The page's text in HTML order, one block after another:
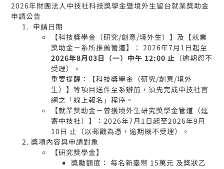
2026年財團法人中技社科技獎學金暨境外生留台就業獎助金
申請公告
申請日期
【科技獎學金（研究/創意/境外生）】及【就業
獎助金－系所推薦管道】： 2026年7月1日起至
2026年8月03日（一）中午 12:00 止 （逾期恕不
受理）。
重要提醒：【科技獎學金（研究/創意/境外
生）】等項目送件至系辦前，須先完成中技社官
網之「線上報名」程序。
【就業獎助金－曾獲境外生研究獎學金管道（逕
寄中技社）】：2026年7月1日起至2026年9月
10日 止（以郵戳為憑，逾期概不受理）。
獎項內容與申請對象
【研究獎學金】
獎勵額度： 每名新臺幣 15萬元 及獎狀乙